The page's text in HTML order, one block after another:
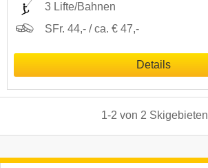
3 Lifte/Bahnen
SFr. 44,- / ca. € 47,-
Details
1-2 von 2 Skigebieten